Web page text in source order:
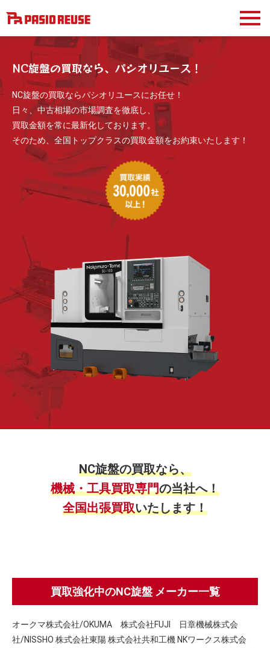
NC旋盤の買取なら、パシオリユース！
NC旋盤の買取ならパシオリユースにお任せ！
日々、中古相場の市場調査を徹底し、
買取金額を常に最新化しております。
そのため、全国トップクラスの買取金額をお約束いたします！
NC旋盤の買取なら、
機械・工具買取専門の当社へ！
全国出張買取いたします！
買取強化中のNC旋盤 メーカー一覧
オークマ株式会社/OKUMA 株式会社FUJI 日章機械株式会
社/NISSHO 株式会社東陽 株式会社共和工機 NKワークス株式会